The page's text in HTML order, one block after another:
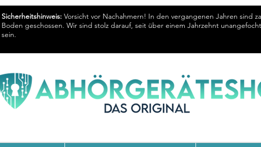
Sicherheitshinweis: Vorsicht vor Nachahmern! In den vergangenen Jahren sind
Boden geschossen. Wir sind stolz darauf, seit über einem Jahrzehnt
sein.